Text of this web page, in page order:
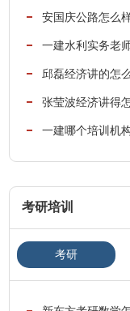
安国庆公路怎么
一建水利实务老
的老师邱磊经济讲的怎
张莹波经济讲得
一建哪个培训机
考研培训
考研